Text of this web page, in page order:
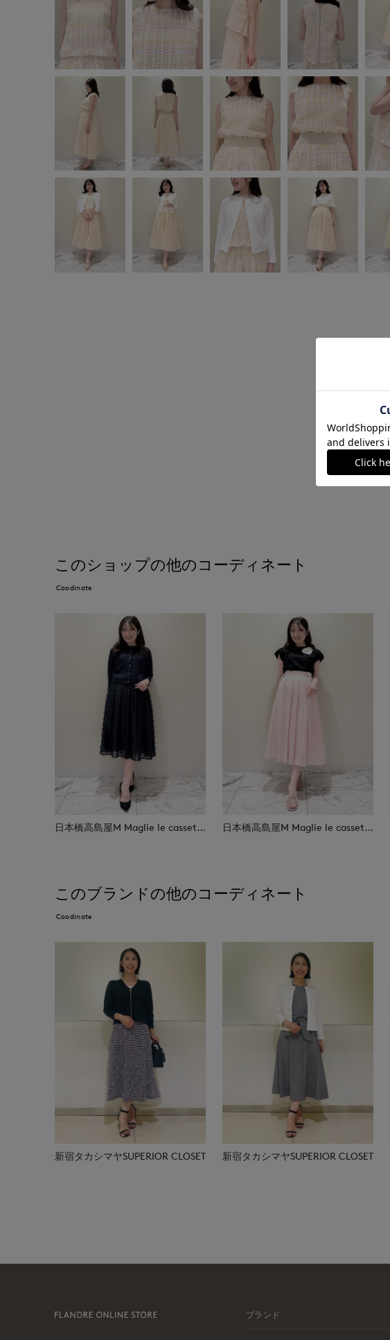
このショップの他のコーディネート
Coodinate
日本橋高島屋M Maglie le cassetto 日本橋高島屋M Maglie le cassetto
このブランドの他のコーディネート
Coodinate
新宿タカシマヤSUPERIOR CLOSET 新宿タカシマヤSUPERIOR CLOSET
ブランド